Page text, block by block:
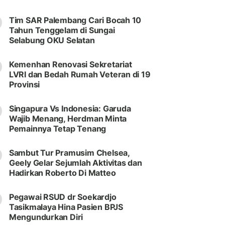
Tim SAR Palembang Cari Bocah 10
Tahun Tenggelam di Sungai
Selabung OKU Selatan
Kemenhan Renovasi Sekretariat
LVRI dan Bedah Rumah Veteran di 19
Provinsi
Singapura Vs Indonesia: Garuda
Wajib Menang, Herdman Minta
Pemainnya Tetap Tenang
Sambut Tur Pramusim Chelsea,
Geely Gelar Sejumlah Aktivitas dan
Hadirkan Roberto Di Matteo
Pegawai RSUD dr Soekardjo
Tasikmalaya Hina Pasien BPJS
Mengundurkan Diri